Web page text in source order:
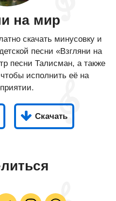
на мир
скачать минусовку и
песни «Взгляни на
песни Талисман, а также
исполнить её на
Скачать